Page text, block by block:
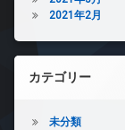
2021年2月
カテゴリー
未分類